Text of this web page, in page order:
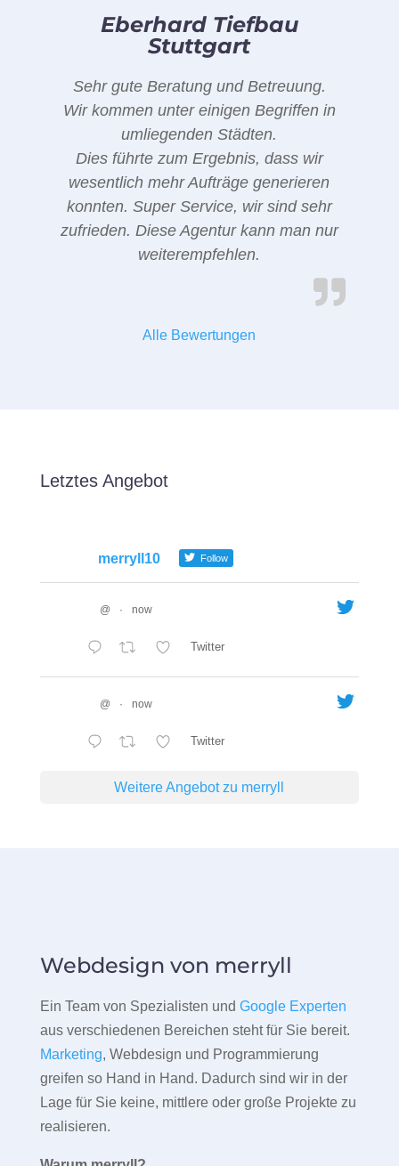
Eberhard Tiefbau
Stuttgart
Sehr gute Beratung und Betreuung.
Wir kommen unter einigen Begriffen in
umliegenden Städten.
Dies führte zum Ergebnis, dass wir
wesentlich mehr Aufträge generieren
konnten. Super Service, wir sind sehr
zufrieden. Diese Agentur kann man nur
weiterempfehlen.
Alle Bewertungen
Letztes Angebot
merryll10 Follow
@ · now
Twitter
@ · now
Twitter
Weitere Angebot zu merryll
Webdesign von merryll
Ein Team von Spezialisten und Google Experten
aus verschiedenen Bereichen steht für Sie bereit.
Marketing, Webdesign und Programmierung
greifen so Hand in Hand. Dadurch sind wir in der
Lage für Sie keine, mittlere oder große Projekte zu
realisieren.